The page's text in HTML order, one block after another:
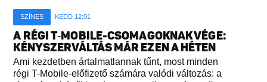
SZÍNES KEDD 12:01
A RÉGI T‑MOBILE-CSOMAGOKNAK VÉGE:
KÉNYSZERVÁLTÁS MÁR EZEN A HÉTEN
Ami kezdetben ártalmatlannak tűnt, most minden
régi T-Mobile-előfizető számára valódi változás: a